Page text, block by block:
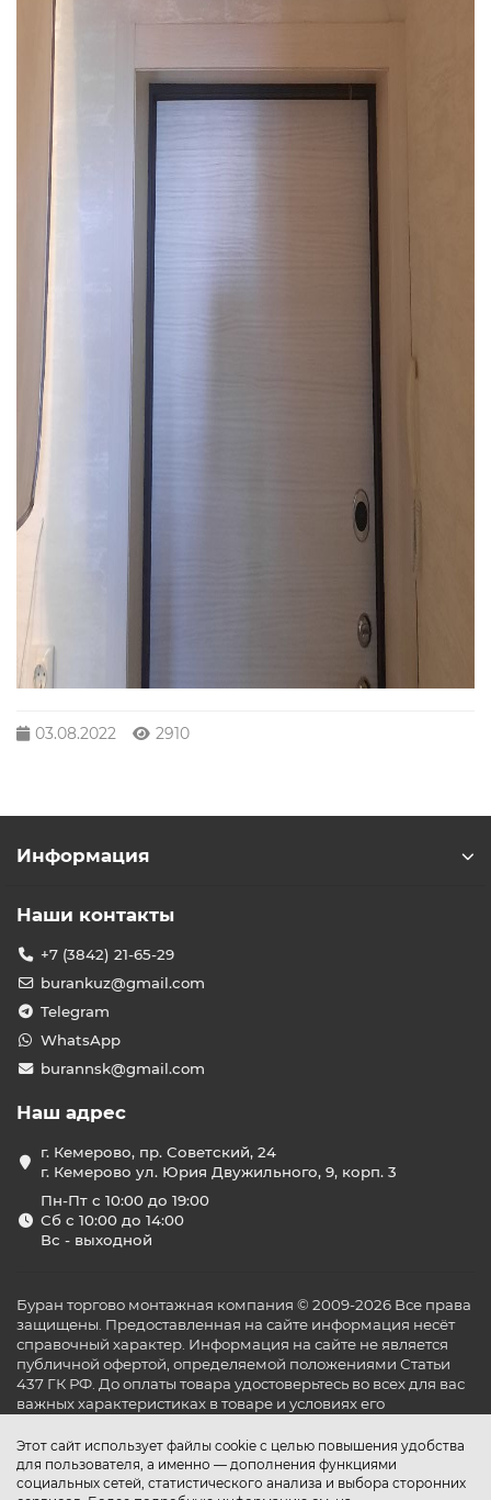
03.08.2022 2910
Этот сайт использует файлы cookie с целью повышения удобства
для пользователя, а именно — дополнения функциями
социальных сетей, статистического анализа и выбора сторонних
Информация
Наши контакты
+7 (3842) 21-65-29
burankuz@gmail.com
Telegram
WhatsApp
burannsk@gmail.com
Наш адрес
г. Кемерово, пр. Советский, 24
г. Кемерово ул. Юрия Двужильного, 9, корп. 3
Пн-Пт с 10:00 до 19:00
Сб с 10:00 до 14:00
Вс - выходной
Буран торгово монтажная компания © 2009-2026 Все права
защищены. Предоставленная на сайте информация несёт
справочный характер. Информация на сайте не является
публичной офертой, определяемой положениями Статьи
437 ГК РФ. До оплаты товара удостоверьтесь во всех для вас
важных характеристиках в товаре и условиях его